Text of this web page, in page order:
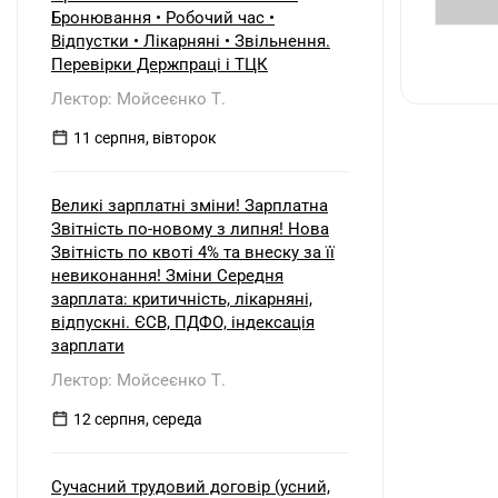
Бронювання • Робочий час •
Відпустки • Лікарняні • Звільнення.
Перевірки Держпраці і ТЦК
Лектор: Мойсеєнко Т.
11 серпня, вівторок
Великі зарплатні зміни! Зарплатна
Звітність по-новому з липня! Нова
Звітність по квоті 4% та внеску за її
невиконання! Зміни Середня
зарплата: критичність, лікарняні,
відпускні. ЄСВ, ПДФО, індексація
зарплати
Лектор: Мойсеєнко Т.
12 серпня, середа
Сучасний трудовий договір (усний,